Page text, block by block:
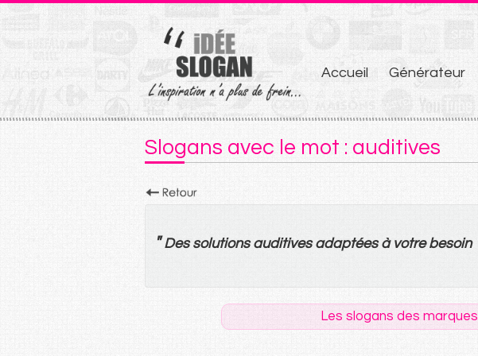
Aller
au
contenu
Accueil Générateur
Slogans avec le mot : auditives
" Des solutions auditives adaptées à votre besoin
Les slogans des marques